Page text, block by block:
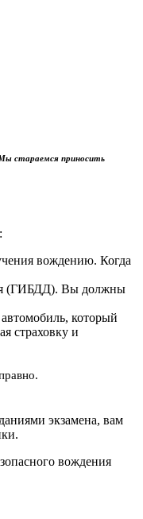
стараемся приносить
вождению. Когда
(ГИБДД). Вы должны
который
страховку и
экзамена, вам
вождения